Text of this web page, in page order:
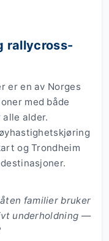
rallycross-
er en av Norges
med både
alder.
og Trondheim
familier bruker
underholdning —